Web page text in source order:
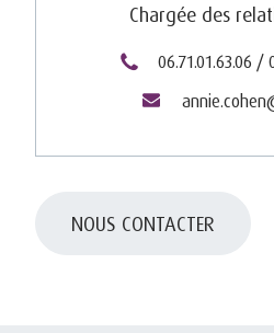
Chargée des
06.71.01.63.06 /
NOUS CONTACTER